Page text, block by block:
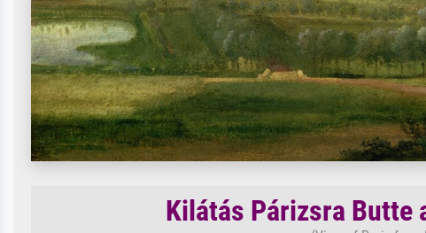
Kilátás Párizsra Butte